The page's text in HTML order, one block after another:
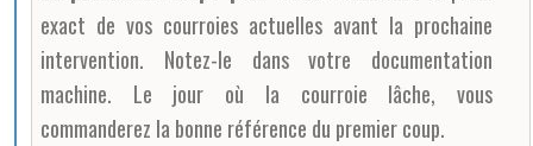
exact de vos courroies actuelles avant la prochaine
intervention. Notez-le dans votre documentation
machine. Le jour où la courroie lâche, vous
commanderez la bonne référence du premier coup.